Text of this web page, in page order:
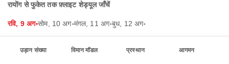
रायोंग से फुकेत तक फ़्लाइट शेड्यूल जाँचें
रवि, 9 अग॰सोम, 10 अग॰मंगल, 11 अग॰बुध, 12 अग॰
उड़ान संख्या विमान मॉडल प्रस्थान आगमन